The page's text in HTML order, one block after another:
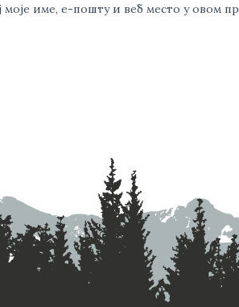
моје име, е-пошту и веб место у овом